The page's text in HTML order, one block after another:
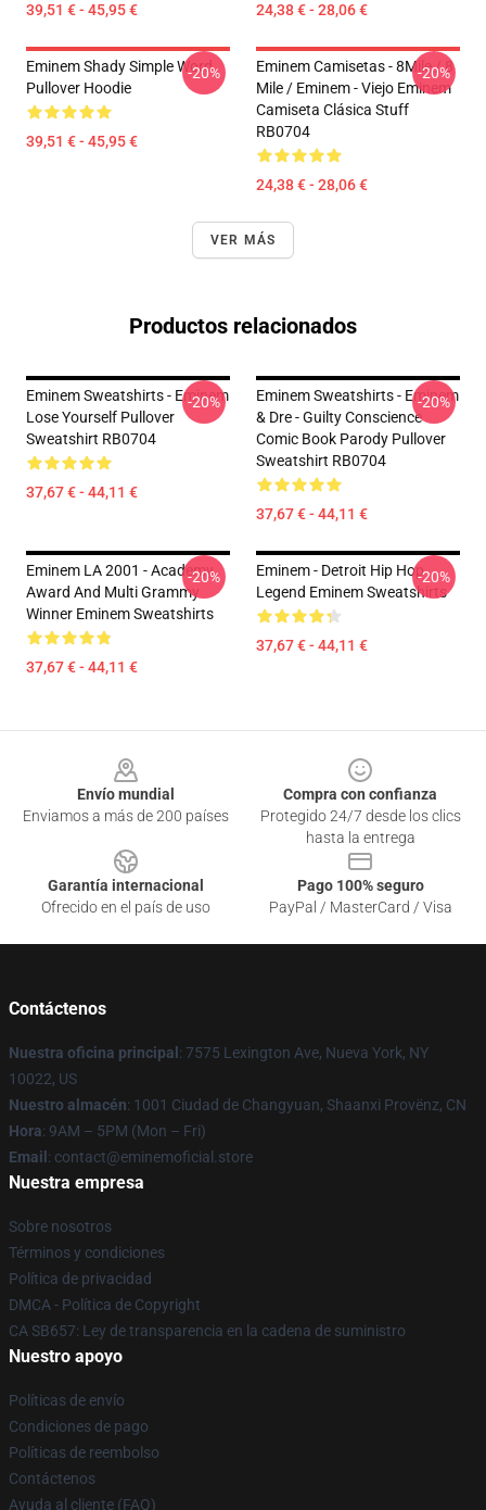
39,51 € - 45,95 € 24,38 € - 28,06 €
Eminem Shady Simple Word
Pullover Hoodie
39,51 € - 45,95 €
-20%
Eminem Camisetas - 8Mile / 8
Mile / Eminem - Viejo Eminem
Camiseta Clásica Stuff
RB0704
24,38 € - 28,06 €
-20%
VER MÁS
Productos relacionados
Eminem Sweatshirts - Eminem
Lose Yourself Pullover
Sweatshirt RB0704
37,67 € - 44,11 €
-20%
Eminem Sweatshirts - Eminem
& Dre - Guilty Conscience
Comic Book Parody Pullover
Sweatshirt RB0704
37,67 € - 44,11 €
-20%
Eminem LA 2001 - Academy
Award And Multi Grammy
Winner Eminem Sweatshirts
37,67 € - 44,11 €
-20%
Eminem - Detroit Hip Hop
Legend Eminem Sweatshirts
37,67 € - 44,11 €
-20%
Envío mundial
Enviamos a más de 200 países
Compra con confianza
Protegido 24/7 desde los clics
hasta la entrega
Garantía internacional
Ofrecido en el país de uso
Pago 100% seguro
PayPal / MasterCard / Visa
Contáctenos
Nuestra oficina principal : 7575 Lexington Ave, Nueva York, NY
10022, US
Nuestro almacén: 1001 Ciudad de Changyuan, Shaanxi Provënz, CN
Hora: 9AM – 5PM (Mon – Fri)
Email : contact@eminemoficial.store
Nuestra empresa
Sobre nosotros
Términos y condiciones
Política de privacidad
DMCA - Política de Copyright
CA SB657: Ley de transparencia en la cadena de suministro
Nuestro apoyo
Políticas de envío
Condiciones de pago
Políticas de reembolso
Contáctenos
Ayuda al cliente (FAQ)